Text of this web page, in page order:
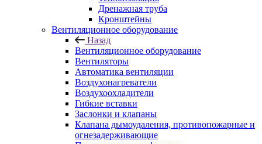
Дренажная труба
Кронштейны
Вентиляционное оборудование
Назад
Вентиляционное оборудование
Вентиляторы
Автоматика вентиляции
Воздухонагреватели
Воздухоохладители
Гибкие вставки
Заслонки и клапаны
Клапана дымоудаления, противопожарные и
огнезадерживающие